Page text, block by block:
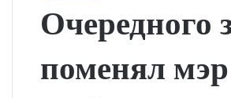
Очередного
поменял мэр